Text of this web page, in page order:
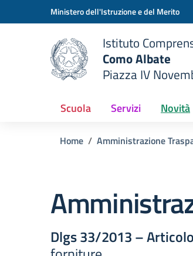
Vai ai contenuti
Vai al menu di navigazioneMinistero dell'Istruzione e del Merito
scuola
Istituto
Como Albate
Piazza IV
Scuola Servizi Novità
Home Amministrazione
Dlgs 33/2013 –